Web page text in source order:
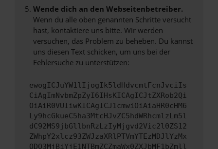
Wende dich an den Webseitenbetreiber.
Wenn du alle oben genannten Schritte versucht
hast, kontaktiere uns bitte. Wir werden
versuchen, das Problem zu beheben. Du kannst
uns diesen Text schicken, um uns bei der
Fehlersuche zu unterstützen:
ewogICJuYW1lIjogIk5ldHdvcmtFcnJvciIs
CiAgImNvbmZpZyI6IHsKICAgICJtZXRob2Qi
OiAiR0VUIiwKICAgICJ1cmwiOiAiaHR0cHM6
Ly9hcGkueC5ha3MtcHJvZC5hdWRhcmlzLm5l
dC92MS9jbGllbnRzLzIyMjgvd2Vic2l0ZS12
ZWhpY2xlcz93ZWJzaXRlPTVmYTEzMDJlYzMx
ODQ3MjBiYjE1NTBmZCZmaWx0ZXJbMF1bZmll